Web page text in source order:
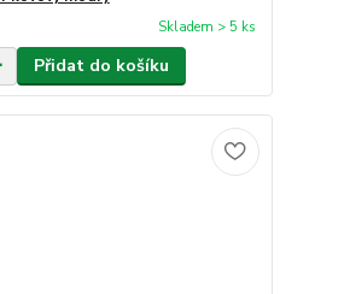
Skladem > 5 ks
Přidat do košíku